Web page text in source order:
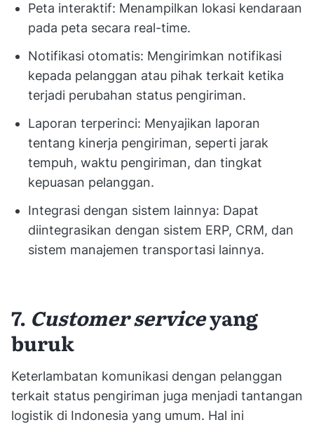
Peta interaktif: Menampilkan lokasi kendaraan
pada peta secara real-time.
Notifikasi otomatis: Mengirimkan notifikasi
kepada pelanggan atau pihak terkait ketika
terjadi perubahan status pengiriman.
Laporan terperinci: Menyajikan laporan
tentang kinerja pengiriman, seperti jarak
tempuh, waktu pengiriman, dan tingkat
kepuasan pelanggan.
Integrasi dengan sistem lainnya: Dapat
diintegrasikan dengan sistem ERP, CRM, dan
sistem manajemen transportasi lainnya.
7. Customer serviceyang
buruk
Keterlambatan komunikasi dengan pelanggan
terkait status pengiriman juga menjadi tantangan
logistik di Indonesia yang umum. Hal ini